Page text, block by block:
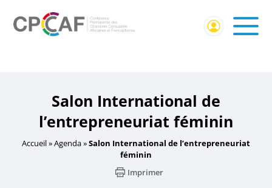
de l’entrepreneuriat féminin
Salon International de
l’entrepreneuriat féminin
Accueil»Agenda»Salon International de l’entrepreneuriat
féminin
Imprimer